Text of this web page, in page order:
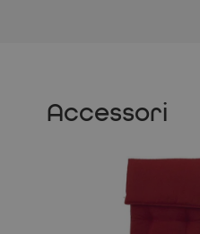
Accessori